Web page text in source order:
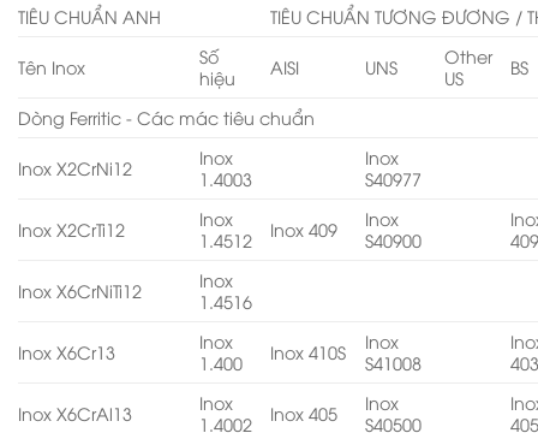
TIÊU CHUẨN ANH TIÊU CHUẨN TƯƠNG ĐƯƠNG /
Tên Inox
Số
hiệu
AISI UNS
Other
US
BS
Dòng Ferritic - Các mác tiêu chuẩn
Inox X2CrNi12
Inox
1.4003
Inox
S40977
Inox X2CrTi12
Inox
1.4512
Inox 409
Inox
S40900
Inox X6CrNiTi12
Inox
1.4516
Inox X6Cr13
Inox
1.400
Inox 410S
Inox
S41008
Inox X6CrAl13
Inox
1.4002
Inox 405
Inox
S40500